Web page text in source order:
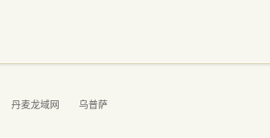
丹麦龙域网
乌普萨